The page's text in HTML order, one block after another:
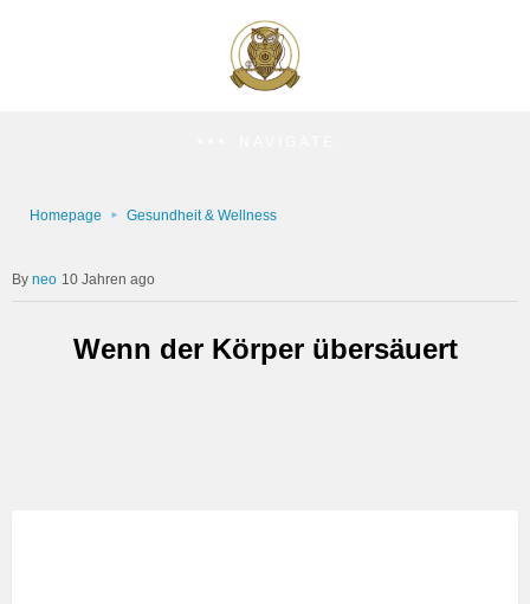
Homepage Gesundheit & Wellness
neo 10 Jahren ago
Wenn der Körper übersäuert